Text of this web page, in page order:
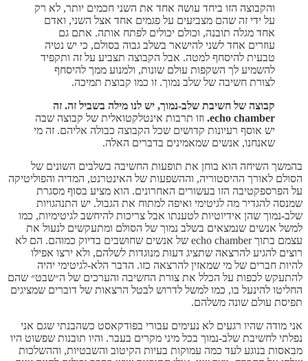
והקבוצה הזו ביחד עושה אחד את השני חכמים יותר, לא רק
על ידי זה שהם מצביעים על פגמים אחד אצל השני, ואדם
אחד מגלה תובנה, וכולם יכולים לפתח אותה. אתם גם
עוזרים אחד לשני להישאר בשלב גבוה בסולם, כי יש נטיה
טבעית להיסחף למטה. אבל הקבוצה תצביע על זה ותקפיד
להשמיע לך השקפות עולם שונות, ולמנוע ממך להיסחף
לצורת חשיבה של שלב נמוך. זו כמו קבוצת תמיכה.
קבוצה של חשיבת שלב-נמוך, יש לנו מילה בשביל זה. זה
echo chamber. וזו תרבות אינטלקטואלית של קבוצה שבה
יש אוסף רעיונות קדושים שכל הקבוצה כבולה אליהם. זה מי
שאנחנו, אנשים שמאמינים בדברים האלה.
בהמשך השיחה הוא בוחן את תופעות החשיבה בשלבים השונים של
הסולם לאורך ההיסטוריה, וההשפעות של האינטרנט, המדיה והפוליטיקה
על הפרספקטיבה הזו בעשורים האחרונים. הוא מציע בסוף מסגרת
שמנסה להגדיר מה לגיטימי ואיפה למתוח את הגבול. יש התנהגויות
שלב-נמוך שהן אידיוטיות לטענתו אבל צריכות להיחשב לגיטימיות, כמו
למשל אנשים שנמצאים בשלב נמוך של הסולם ומתעקשים לנעול את
עצמם בתוך echo chamber של אנשים שחושבים בדיוק כמוהם. הם לא
רוצים להגיע להרצאה שתציג דעות מנוגדות לשלהם, ולא ירצו אפילו
להיות חברים של מי שמאזין להרצאה כזו. הדבר הלא-לגיטימי יהיה
להתעקש לכפות על הכלל את צורת החשיבה והערכים של ה״שבט״ שהם
החליטו להינעל בו, כמו למשל לדרוש לבטל הרצאות של דוברים שמציגים
תפיסת עולם שונה משלהם.
אני מודה שהיו רגעים לא נעימים עבורי בפודקאסט כשהבנתי שגם אני
נפלתי לחשיבת שלב-נמוך בכל מיני מקרים בעבר. והיו תובנות שפשוט היו
מבאסות בנוגע לעד כמה עמוקות בעיות הקיטוב והשבטיות, וההשלכות